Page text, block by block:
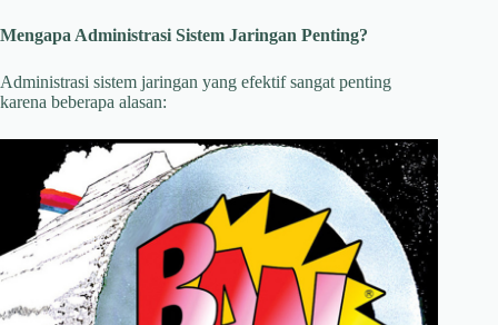
Mengapa Administrasi Sistem Jaringan Penting?
Administrasi sistem jaringan yang efektif sangat penting
karena beberapa alasan: